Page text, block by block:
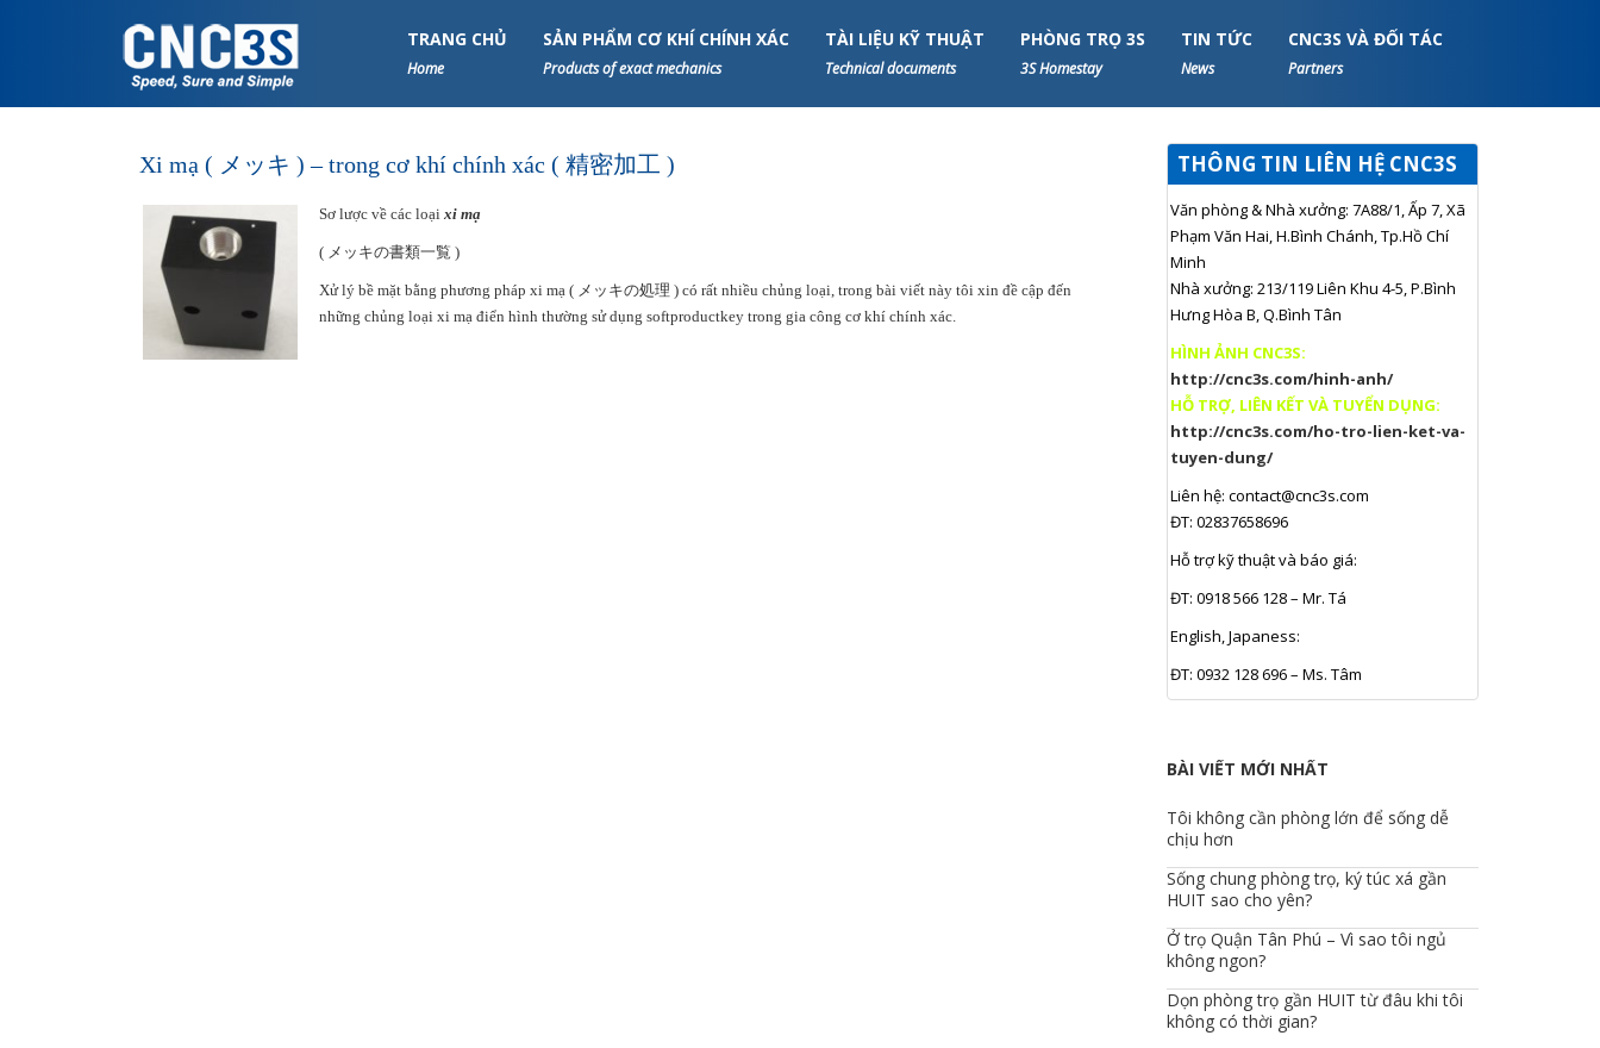
TRANG CHỦ
Home
SẢN PHẨM CƠ KHÍ CHÍNH XÁC
Products of exact mechanics
TÀI LIỆU KỸ THUẬT
Technical documents
PHÒNG TRỌ 3S
3S Homestay
TIN TỨC
News
CNC3S VÀ ĐỐI TÁC
Partners
Xi mạ ( メッキ ) – trong cơ khí chính xác ( 精密加工 )
Sơ lược về các loạixi mạ
( メッキの書類一覧 )
Xử lý bề mặt bằng phương pháp xi mạ ( メッキの処理 ) có rất nhiều chủng loại, trong bài viết này tôi xin đề cập đến
những chủng loại xi mạ điển hình thường sử dụng softproductkey trong gia công cơ khí chính xác.
THÔNG TIN LIÊN HỆ CNC3S
Văn phòng & Nhà xưởng: 7A88/1, Ấp 7, Xã
Phạm Văn Hai, H.Bình Chánh, Tp.Hồ Chí
Minh
Nhà xưởng: 213/119 Liên Khu 4-5, P.Bình
Hưng Hòa B, Q.Bình Tân
HÌNH ẢNH CNC3S:
http://cnc3s.com/hinh-anh/
HỖ TRỢ, LIÊN KẾT VÀ TUYỂN DỤNG:
http://cnc3s.com/ho-tro-lien-ket-va-
tuyen-dung/
Liên hệ:contact@cnc3s.com
ĐT: 02837658696
Hỗ trợ kỹ thuật và báo giá:
ĐT: 0918 566 128 – Mr. Tá
English, Japaness:
ĐT: 0932 128 696 – Ms. Tâm
BÀI VIẾT MỚI NHẤT
Tôi không cần phòng lớn để sống dễ
chịu hơn
Sống chung phòng trọ, ký túc xá gần
HUIT sao cho yên?
Ở trọ Quận Tân Phú – Vì sao tôi ngủ
không ngon?
Dọn phòng trọ gần HUIT từ đâu khi tôi
không có thời gian?